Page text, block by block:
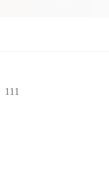
111